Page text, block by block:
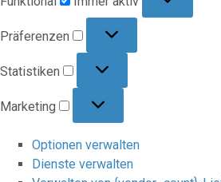
Präferenzen
Statistiken
Marketing
Optionen verwalten
Dienste verwalten